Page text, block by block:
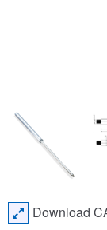
Download